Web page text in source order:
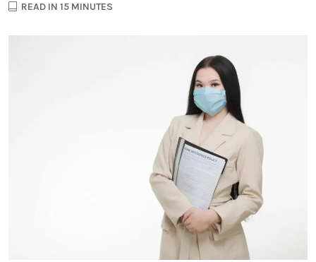
READ IN 15 MINUTES